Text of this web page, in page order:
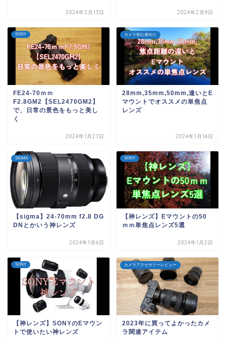
2024年2月13日 2024年2月9日
SONY
FE24-70ｍｍ
F2.8GM2【SEL2470GM2】
で、日常の景色をもっと美し
く
2024年1月27日
カメラ初心者向け
28mm,35mm,50mm,違いとE
マウントでオススメの単焦点
レンズ
2024年1月16日
SIGMA
【sigma】24-70mm f2.8 DG
DNとかいう神レンズ
2024年1月6日
SONY
【神レンズ】Eマウントの50
ｍｍ単焦点レンズ5選
2024年1月2日
SONY
【神レンズ】SONYのEマウン
トで使いたい神レンズ
カメラアクセサリーレビュー
2023年に買ってよかったカメ
ラ関連アイテム